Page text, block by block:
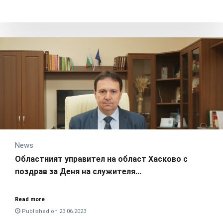
News
Областният управител на област Хасково с
поздрав за Деня на служителя...
Read more
Published on 23.06.2023